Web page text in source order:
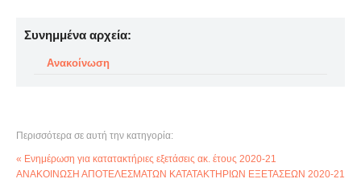
Συνημμένα αρχεία:
Ανακοίνωση
Περισσότερα σε αυτή την κατηγορία:
« Ενημέρωση για κατατακτήριες εξετάσεις ακ. έτους 2020-21
ΑΝΑΚΟΙΝΩΣΗ ΑΠΟΤΕΛΕΣΜΑΤΩΝ ΚΑΤΑΤΑΚΤΗΡΙΩΝ ΕΞΕΤΑΣΕΩΝ 2020-21